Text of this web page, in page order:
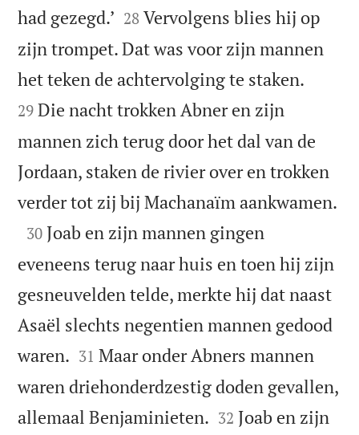
had gezegd.’ 

28 Vervolgens blies hij op
zijn trompet. Dat was voor zijn mannen
het teken de achtervolging te staken.
29 Die nacht trokken Abner en zijn
mannen zich terug door het dal van de
Jordaan, staken de rivier over en trokken
verder tot zij bij Machanaïm aankwamen.

30 Joab en zijn mannen gingen
eveneens terug naar huis en toen hij zijn
gesneuvelden telde, merkte hij dat naast
Asaël slechts negentien mannen gedood
waren. 

31 Maar onder Abners mannen
waren driehonderdzestig doden gevallen,
allemaal Benjaminieten. 

32 Joab en zijn